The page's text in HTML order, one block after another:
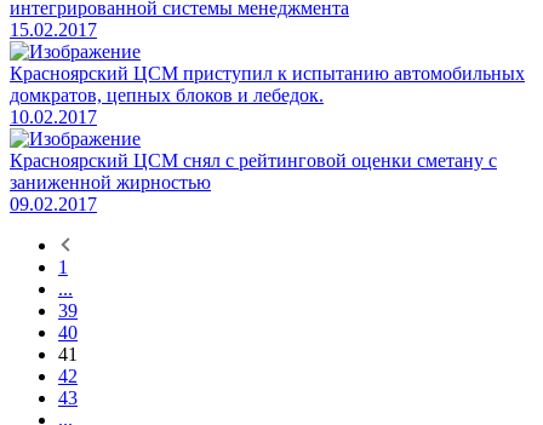
интегрированной системы менеджмента
15.02.2017
​Красноярский ЦСМ приступил к испытанию автомобильных
домкратов, цепных блоков и лебедок.
10.02.2017
​Красноярский ЦСМ снял с рейтинговой оценки сметану с
заниженной жирностью
09.02.2017
1
...
39
40
41
42
43
...